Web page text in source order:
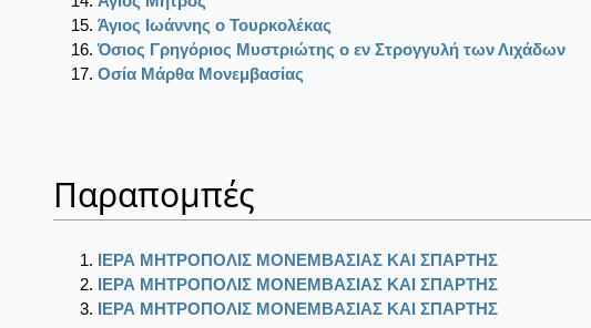
Άγιος Ιωάννης ο Τουρκολέκας
Όσιος Γρηγόριος Μυστριώτης ο εν Στρογγυλή των Λιχάδων
Οσία Μάρθα Μονεμβασίας
Παραπομπές
ΙΕΡΑ ΜΗΤΡΟΠΟΛΙΣ ΜΟΝΕΜΒΑΣΙΑΣ ΚΑΙ ΣΠΑΡΤΗΣ
ΙΕΡΑ ΜΗΤΡΟΠΟΛΙΣ ΜΟΝΕΜΒΑΣΙΑΣ ΚΑΙ ΣΠΑΡΤΗΣ
ΙΕΡΑ ΜΗΤΡΟΠΟΛΙΣ ΜΟΝΕΜΒΑΣΙΑΣ ΚΑΙ ΣΠΑΡΤΗΣ